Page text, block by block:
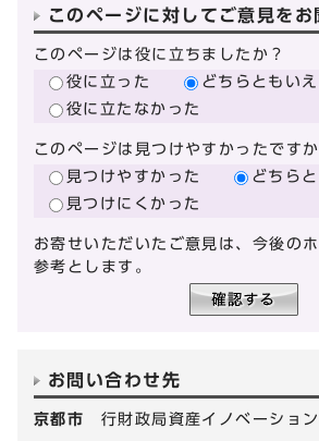
このページに対してご意見をお
このページは役に立ちましたか？
役に立った
どちらともい
役に立たなかった
このページは見つけやすかったですか
見つけやすかった
どちら
見つけにくかった
お寄せいただいたご意見は、今後の
参考とします。
お問い合わせ先
京都市 行財政局資産イノベーショ